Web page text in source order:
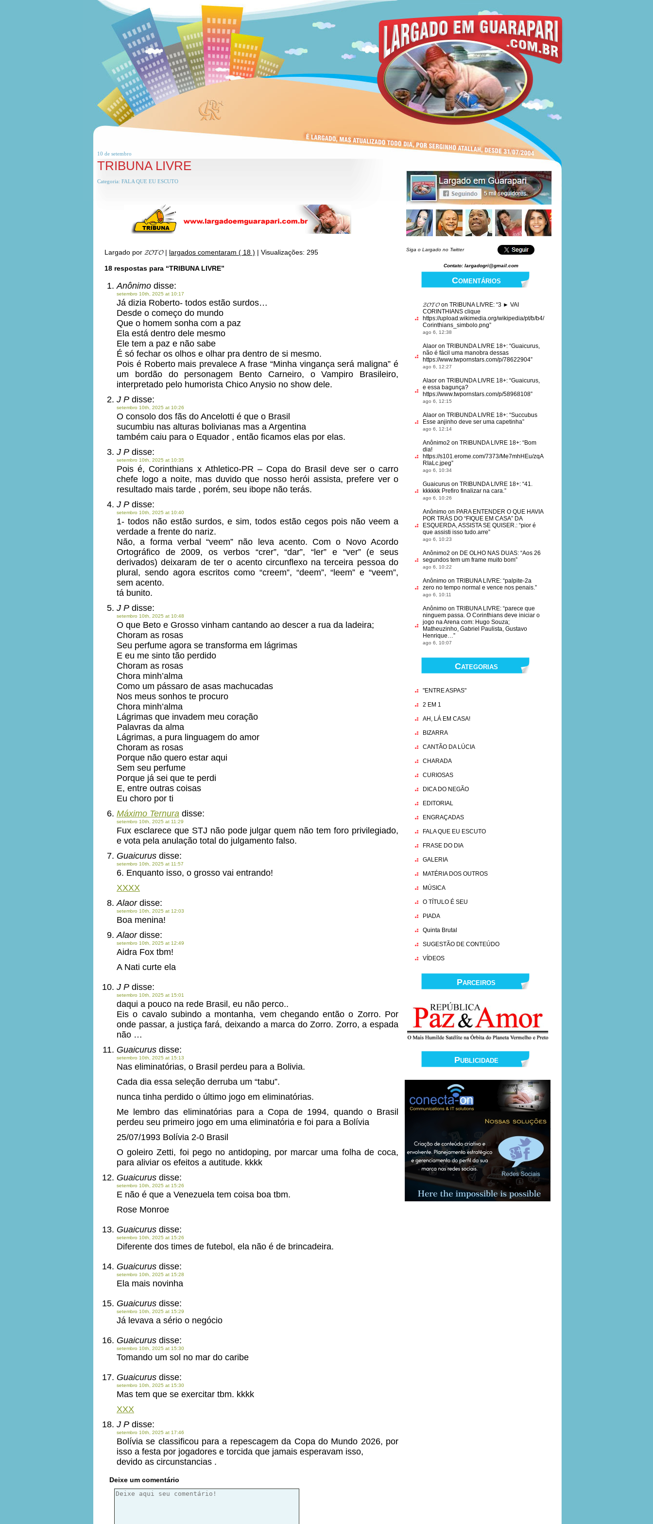
10 de setembro
TRIBUNA LIVRE
Categoria: FALA QUE EU ESCUTO
Largado por 𝓩𝓞𝓣𝓞| largados comentaram ( 18 ) | Visualizações: 295
18 respostas para “TRIBUNA LIVRE”
Anônimo disse:
setembro 10th, 2025 at 10:17
Já dizia Roberto- todos estão surdos…
Desde o começo do mundo
Que o homem sonha com a paz
Ela está dentro dele mesmo
Ele tem a paz e não sabe
É só fechar os olhos e olhar pra dentro de si mesmo.
Pois é Roberto mais prevalece A frase “Minha vingança será maligna” é
um bordão do personagem Bento Carneiro, o Vampiro Brasileiro,
interpretado pelo humorista Chico Anysio no show dele.
J P disse:
setembro 10th, 2025 at 10:26
O consolo dos fãs do Ancelotti é que o Brasil
sucumbiu nas alturas bolivianas mas a Argentina
também caiu para o Equador , então ficamos elas por elas.
J P disse:
setembro 10th, 2025 at 10:35
Pois é, Corinthians x Athletico-PR – Copa do Brasil deve ser o carro
chefe logo a noite, mas duvido que nosso herói assista, prefere ver o
resultado mais tarde , porém, seu ibope não terás.
J P disse:
setembro 10th, 2025 at 10:40
1- todos não estão surdos, e sim, todos estão cegos pois não veem a
verdade a frente do nariz.
Não, a forma verbal “veem” não leva acento. Com o Novo Acordo
Ortográfico de 2009, os verbos “crer”, “dar”, “ler” e “ver” (e seus
derivados) deixaram de ter o acento circunflexo na terceira pessoa do
plural, sendo agora escritos como “creem”, “deem”, “leem” e “veem”,
sem acento.
tá bunito.
J P disse:
setembro 10th, 2025 at 10:48
O que Beto e Grosso vinham cantando ao descer a rua da ladeira;
Choram as rosas
Seu perfume agora se transforma em lágrimas
E eu me sinto tão perdido
Choram as rosas
Chora minh’alma
Como um pássaro de asas machucadas
Nos meus sonhos te procuro
Chora minh’alma
Lágrimas que invadem meu coração
Palavras da alma
Lágrimas, a pura linguagem do amor
Choram as rosas
Porque não quero estar aqui
Sem seu perfume
Porque já sei que te perdi
E, entre outras coisas
Eu choro por ti
Máximo Ternura disse:
setembro 10th, 2025 at 11:29
Fux esclarece que STJ não pode julgar quem não tem foro privilegiado,
e vota pela anulação total do julgamento falso.
Guaicurus disse:
setembro 10th, 2025 at 11:57
6. Enquanto isso, o grosso vai entrando!
XXXX
Alaordisse:
setembro 10th, 2025 at 12:03
Boa menina!
Alaordisse:
setembro 10th, 2025 at 12:49
Aidra Fox tbm!
A Nati curte ela
J P disse:
setembro 10th, 2025 at 15:01
daqui a pouco na rede Brasil, eu não perco..
Eis o cavalo subindo a montanha, vem chegando então o Zorro. Por
onde passar, a justiça fará, deixando a marca do Zorro. Zorro, a espada
não …
Guaicurus disse:
setembro 10th, 2025 at 15:13
Nas eliminatórias, o Brasil perdeu para a Bolivia.
Cada dia essa seleção derruba um “tabu”.
nunca tinha perdido o último jogo em eliminatórias.
Me lembro das eliminatórias para a Copa de 1994, quando o Brasil
perdeu seu primeiro jogo em uma eliminatória e foi para a Bolívia
25/07/1993 Bolívia 2-0 Brasil
O goleiro Zetti, foi pego no antidoping, por marcar uma folha de coca,
para aliviar os efeitos a autitude. kkkk
Guaicurus disse:
setembro 10th, 2025 at 15:26
E não é que a Venezuela tem coisa boa tbm.
Rose Monroe
Guaicurus disse:
setembro 10th, 2025 at 15:26
Diferente dos times de futebol, ela não é de brincadeira.
Guaicurus disse:
setembro 10th, 2025 at 15:28
Ela mais novinha
Guaicurus disse:
setembro 10th, 2025 at 15:29
Já levava a sério o negócio
Guaicurus disse:
setembro 10th, 2025 at 15:30
Tomando um sol no mar do caribe
Guaicurus disse:
setembro 10th, 2025 at 15:30
Mas tem que se exercitar tbm. kkkk
XXX
J P disse:
setembro 10th, 2025 at 17:46
Bolívia se classificou para a repescagem da Copa do Mundo 2026, por
isso a festa por jogadores e torcida que jamais esperavam isso,
devido as circunstancias .
Deixe um comentário
Siga o Largado no Twitter
Contato: largadogri@gmail.com
Comentários
𝓩𝓞𝓣𝓞 on TRIBUNA LIVRE: “3 ► VAI
CORINTHIANS clique
https://upload.wikimedia.org/wikipedia/pt/b/b4/
Corinthians_simbolo.png”
ago 6, 12:38
Alaor on TRIBUNDA LIVRE 18+: “Guaicurus,
não é fácil uma manobra dessas
https://www.twpornstars.com/p/78622904”
ago 6, 12:27
Alaor on TRIBUNDA LIVRE 18+: “Guaicurus,
e essa bagunça?
https://www.twpornstars.com/p/58968108”
ago 6, 12:15
Alaor on TRIBUNDA LIVRE 18+: “Succubus
Esse anjinho deve ser uma capetinha”
ago 6, 12:14
Anônimo2 on TRIBUNDA LIVRE 18+: “Bom
dia!
https://s101.erome.com/7373/Me7mhHEu/zqA
RIaLc.jpeg”
ago 6, 10:34
Guaicurus on TRIBUNDA LIVRE 18+: “41.
kkkkkk Prefiro finalizar na cara.”
ago 6, 10:26
Anônimo on PARA ENTENDER O QUE HAVIA
POR TRÁS DO “FIQUE EM CASA” DA
ESQUERDA, ASSISTA SE QUISER.: “pior é
que assisti isso tudo.arre”
ago 6, 10:23
Anônimo2 on DE OLHO NAS DUAS: “Aos 26
segundos tem um frame muito bom”
ago 6, 10:22
Anônimo on TRIBUNA LIVRE: “palpite-2a
zero no tempo normal e vence nos penais.”
ago 6, 10:11
Anônimo on TRIBUNA LIVRE: “parece que
ninguem passa. O Corinthians deve iniciar o
jogo na Arena com: Hugo Souza;
Matheuzinho, Gabriel Paulista, Gustavo
Henrique…”
ago 6, 10:07
Categorias
"ENTRE ASPAS"
2 EM 1
AH, LÁ EM CASA!
BIZARRA
CANTÃO DA LÚCIA
CHARADA
CURIOSAS
DICA DO NEGÃO
EDITORIAL
ENGRAÇADAS
FALA QUE EU ESCUTO
FRASE DO DIA
GALERIA
MATÉRIA DOS OUTROS
MÚSICA
O TÍTULO É SEU
PIADA
Quinta Brutal
SUGESTÃO DE CONTEÚDO
VÍDEOS
Parceiros
Publicidade